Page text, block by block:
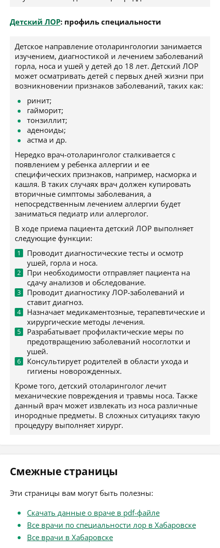
Детский ЛОР: профиль специальности
Детское направление отоларингологии занимается
изучением, диагностикой и лечением заболеваний
горла, носа и ушей у детей до 18 лет. Детский ЛОР
может осматривать детей с первых дней жизни при
возникновении признаков заболеваний, таких как:
ринит;
гайморит;
тонзиллит;
аденоиды;
астма и др.
Нередко врач-отоларинголог сталкивается с
появлением у ребенка аллергии и ее
специфических признаков, например, насморка и
кашля. В таких случаях врач должен купировать
вторичные симптомы заболевания, а
непосредственным лечением аллергии будет
заниматься педиатр или аллерголог.
В ходе приема пациента детский ЛОР выполняет
следующие функции:
Проводит диагностические тесты и осмотр
ушей, горла и носа.
При необходимости отправляет пациента на
сдачу анализов и обследование.
Проводит диагностику ЛОР-заболеваний и
ставит диагноз.
Назначает медикаментозные, терапевтические и
хирургические методы лечения.
Разрабатывает профилактические меры по
предотвращению заболеваний носоглотки и
ушей.
Консультирует родителей в области ухода и
гигиены новорожденных.
Кроме того, детский отоларинголог лечит
механические повреждения и травмы носа. Также
данный врач может извлекать из носа различные
инородные предметы. В сложных ситуациях такую
процедуру выполняет хирург.
Смежные страницы
Эти страницы вам могут быть полезны:
Скачать данные о враче в pdf-файле
Все врачи по специальности лор в Хабаровске
Все врачи в Хабаровске